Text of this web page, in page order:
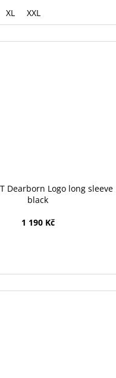
XL XXL
Dearborn Logo long sleeve
black
1 190 Kč